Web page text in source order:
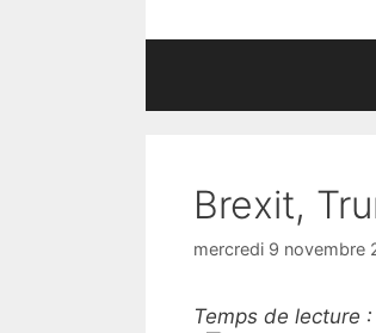
Brexit,
mercredi 9 novembre
Temps de lecture :